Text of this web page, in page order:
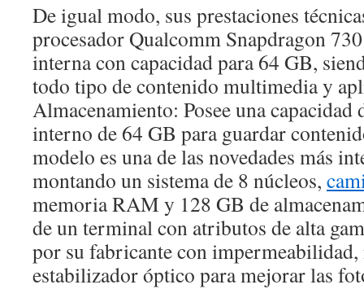
De igual modo, sus prestaciones
procesador Qualcomm Snapdragon
interna con capacidad para 64 GB,
todo tipo de contenido multimedia y
Almacenamiento: Posee una capacidad
interno de 64 GB para guardar
modelo es una de las novedades más
montando un sistema de 8 núcleos,
memoria RAM y 128 GB de
de un terminal con atributos de alta
por su fabricante con
estabilizador óptico para mejorar las